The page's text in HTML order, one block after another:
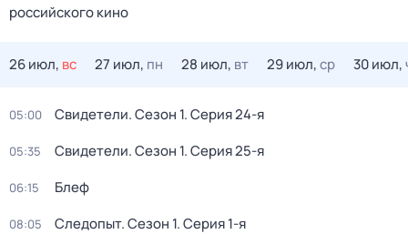
российского кино
26 июл, вс 27 июл, пн 28 июл, вт 29 июл,ср 30 июл,
05:00 Свидетели. Сезон 1. Серия 24-я
05:35 Свидетели. Сезон 1. Серия 25-я
06:15 Блеф
08:05 Следопыт. Сезон 1. Серия 1-я